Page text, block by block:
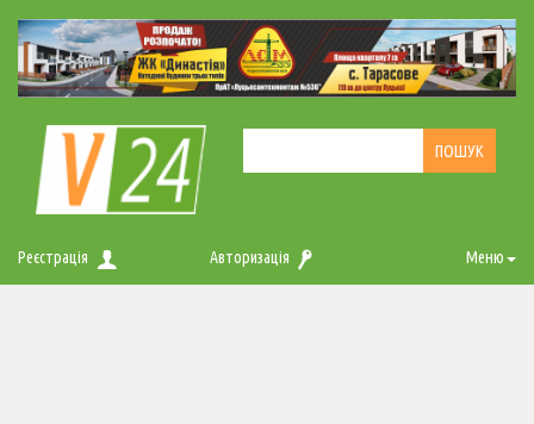
Реєстрація Авторизація Меню